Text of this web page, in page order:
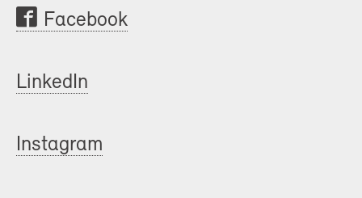
Facebook
LinkedIn
Instagram